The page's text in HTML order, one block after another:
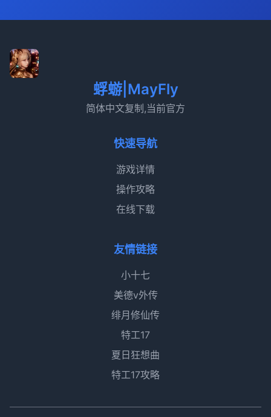
蜉蝣|MayFly
简体中文复制,当前官方
快速导航
游戏详情
操作攻略
在线下载
友情链接
小十七
美德v外传
绯月修仙传
特工17
夏日狂想曲
特工17攻略